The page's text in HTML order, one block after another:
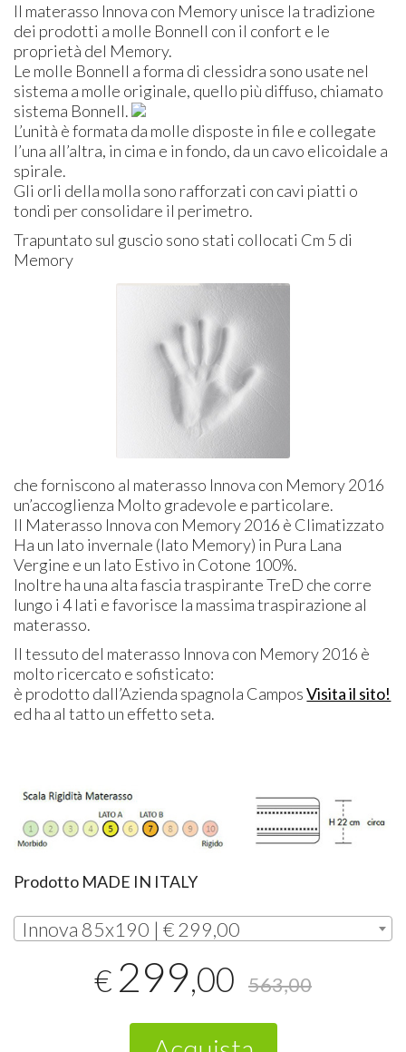
Il materasso Innova con Memory unisce la tradizione
dei prodotti a molle Bonnell con il confort e le
proprietà del Memory.
Le molle Bonnell a forma di clessidra sono usate nel
sistema a molle originale, quello più diffuso, chiamato
sistema Bonnell.
L’unità è formata da molle disposte in file e collegate
l’una all’altra, in cima e in fondo, da un cavo elicoidale a
spirale.
Gli orli della molla sono rafforzati con cavi piatti o
tondi per consolidare il perimetro.
Trapuntato sul guscio sono stati collocati Cm 5 di
Memory
che forniscono al materasso Innova con Memory 2016
un’accoglienza Molto gradevole e particolare.
Il Materasso Innova con Memory 2016 è Climatizzato
Ha un lato invernale (lato Memory) in Pura Lana
Vergine e un lato Estivo in Cotone 100%.
Inoltre ha una alta fascia traspirante TreD che corre
lungo i 4 lati e favorisce la massima traspirazione al
materasso.
Il tessuto del materasso Innova con Memory 2016 è
molto ricercato e sofisticato:
è prodotto dall’Azienda spagnola CamposVisita il sito!
ed ha al tatto un effetto seta.
Prodotto MADE IN ITALY
Innova 85x190 | € 299,00
€ 299,00 563,00